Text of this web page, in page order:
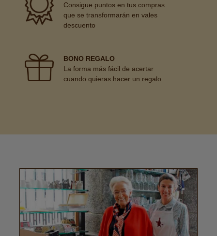
Consigue puntos en tus compras
que se transformarán en vales
descuento
BONO REGALO
La forma más fácil de acertar
cuando quieras hacer un regalo